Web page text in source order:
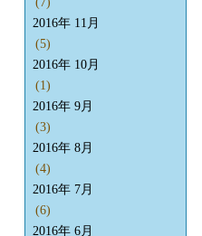
2016年 11月
(5)
2016年 10月
(1)
2016年 9月
(3)
2016年 8月
(4)
2016年 7月
(6)
2016年 6月